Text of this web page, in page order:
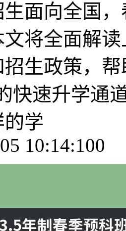
面向全国
将全面解
招生政策，
快速升学通
学
10:14:100